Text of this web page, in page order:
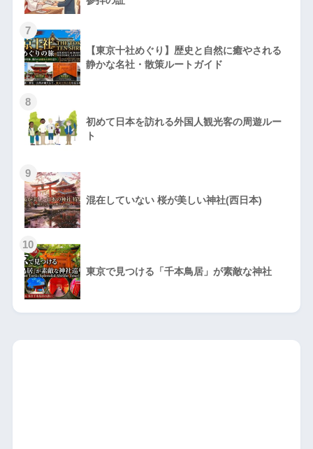
7
【東京十社めぐり】歴史と自然に癒やされる
静かな名社・散策ルートガイド
8
初めて日本を訪れる外国人観光客の周遊ルー
ト
9
混在していない 桜が美しい神社(西日本)
10
東京で見つける「千本鳥居」が素敵な神社